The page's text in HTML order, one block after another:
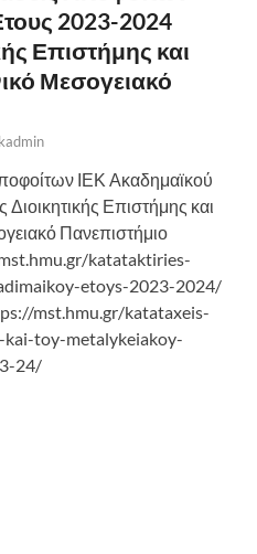
2023-2024
Επιστήμης και
Μεσογειακό
ΙΕΚ Ακαδημαϊκού
Επιστήμης και
Πανεπιστήμιο
katataktiries-
etoys-2023-2024/
mst.hmu.gr/katataxeis-
toy-metalykeiakoy-
24/